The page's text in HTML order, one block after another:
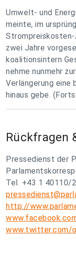
Umwelt- und
meinte, im
zwei Jahre
koalitionsintern
nehme nunmehr
Verlängerung
hinaus gebe.
Rückfragen
Pressedienst der
Tel. +43 1 40110/
http://
www.twitter.com/